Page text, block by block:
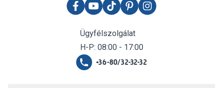
Ügyfélszolgálat
H-P: 08:00 - 17:00
+36-80/32-32-32